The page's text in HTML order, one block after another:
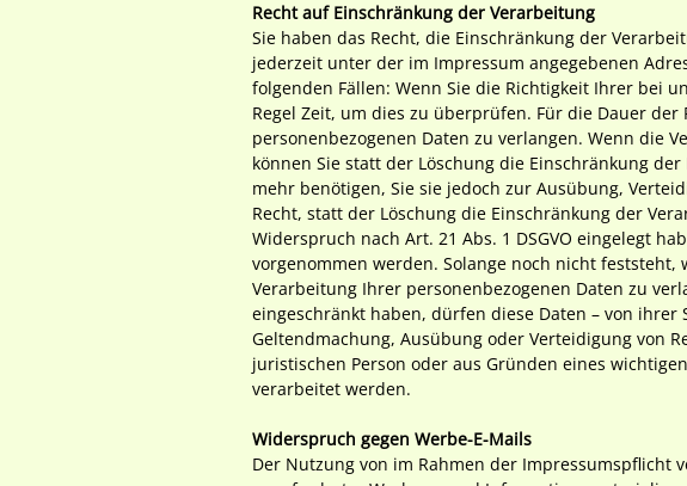
Recht auf Einschränkung der Verarbeitung
Sie haben das Recht, die Einschränkung der
jederzeit unter der im Impressum angegebenen
folgenden Fällen: Wenn Sie die Richtigkeit Ihrer bei
Regel Zeit, um dies zu überprüfen. Für die Dauer
personenbezogenen Daten zu verlangen. Wenn die
können Sie statt der Löschung die Einschränkung
mehr benötigen, Sie sie jedoch zur Ausübung,
Recht, statt der Löschung die Einschränkung der
Widerspruch nach Art. 21 Abs. 1 DSGVO eingelegt
vorgenommen werden. Solange noch nicht
Verarbeitung Ihrer personenbezogenen Daten zu
eingeschränkt haben, dürfen diese Daten – von
Geltendmachung, Ausübung oder Verteidigung von
juristischen Person oder aus Gründen eines
verarbeitet werden.
Widerspruch gegen Werbe-E-Mails
Der Nutzung von im Rahmen der